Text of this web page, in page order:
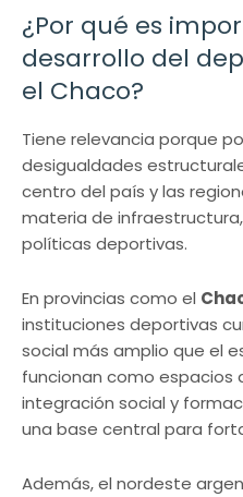
¿Por qué es
desarrollo del
el Chaco?
Tiene relevancia porque
desigualdades
centro del país y las
materia de
políticas deportivas.
En provincias como el
instituciones deportivas
social más amplio que el
funcionan como espacios
integración social y
una base central para
Además, el nordeste